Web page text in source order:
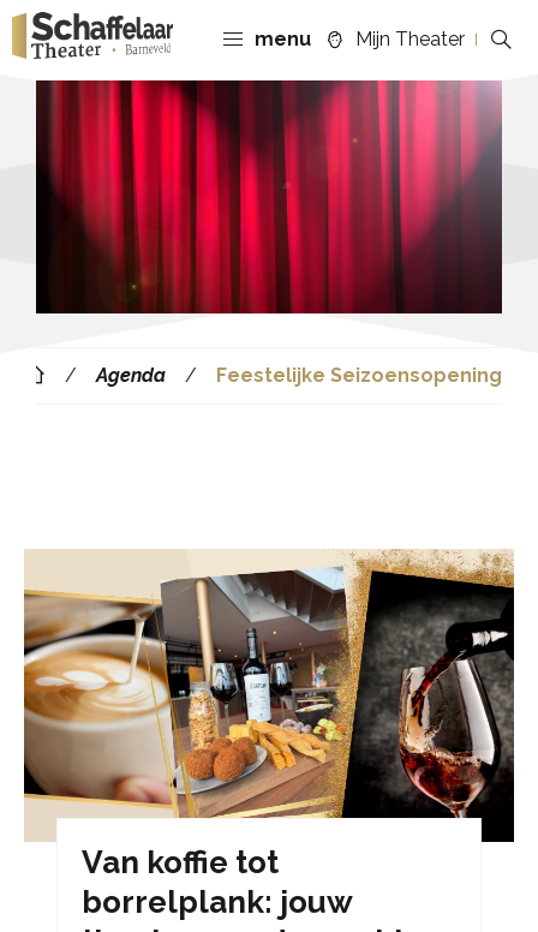
menu Mijn Theater
Agenda Feestelijke Seizoensopening
Van koffie tot
borrelplank: jouw